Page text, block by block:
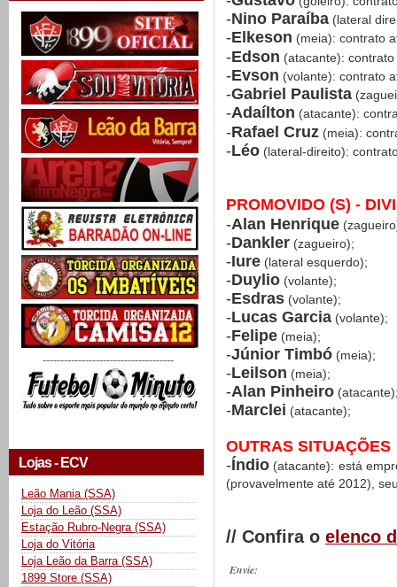
-------------------------------------
Lojas - ECV
Leão Mania (SSA)
Loja do Leão (SSA)
Estação Rubro-Negra (SSA)
Loja do Vitória
Loja Leão da Barra (SSA)
1899 Store (SSA)
-Nino Paraíba (lateral
-Elkeson (meia): contrato
-Edson (atacante):
-Evson (volante): contrato
-Gabriel Paulista
-Adaílton (atacante):
-Rafael Cruz (meia):
-Léo (lateral-direito):
PROMOVIDO (S) -
-Alan Henrique
-Dankler (zagueiro);
-Iure (lateral esquerdo);
-Duylio (volante);
-Esdras (volante);
-Lucas Garcia (volante);
-Felipe (meia);
-Júnior Timbó (meia);
-Leilson (meia);
-Alan Pinheiro
-Marclei (atacante);
OUTRAS SITUAÇÕES
-Índio (atacante): está
(provavelmente até 2012),
// Confira o elenco
Envie: